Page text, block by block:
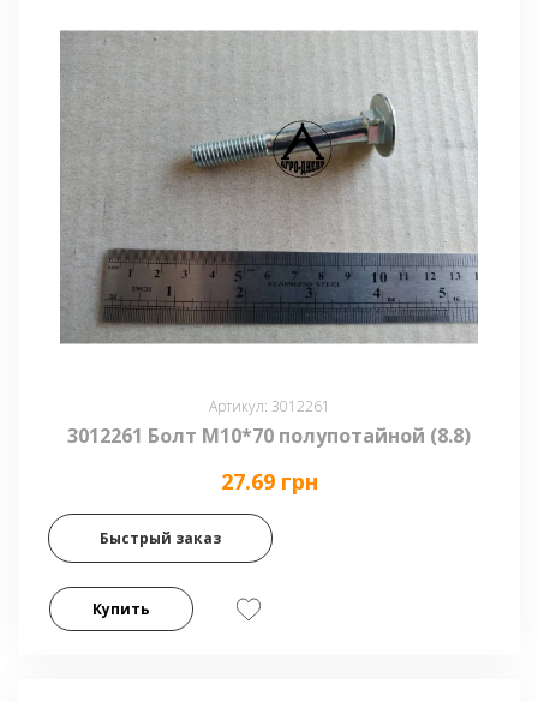
Артикул: 3012261
3012261 Болт М10*70 полупотайной (8.8)
27.69 грн
Быстрый заказ
Купить